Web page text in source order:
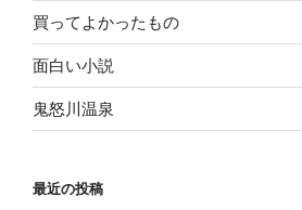
買ってよかったもの
面白い小説
鬼怒川温泉
最近の投稿